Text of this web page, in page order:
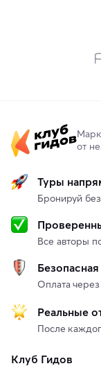
от
Туры
Бронируй
Все авторы
Оплата
Реальные
После
Клуб Гидов